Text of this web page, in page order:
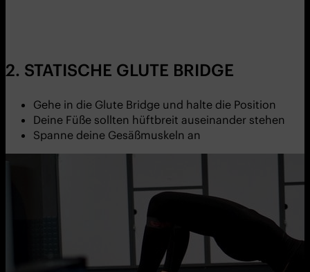
2. STATISCHE GLUTE BRIDGE
Gehe in die Glute Bridge und halte die Position
Deine Füße sollten hüftbreit auseinander stehen
Spanne deine Gesäßmuskeln an